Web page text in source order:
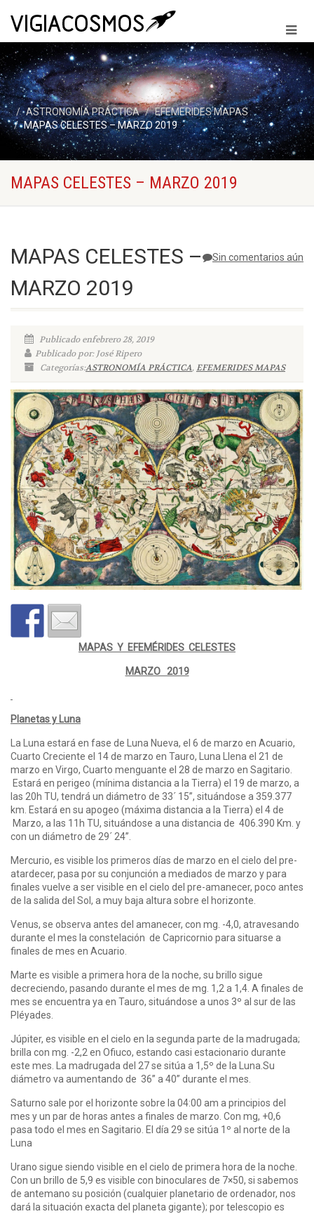
ASTRONOMÍA PRÁCTICA
EFEMERIDES MAPAS
MAPAS CELESTES – MARZO 2019
MAPAS CELESTES – MARZO 2019
Sin comentarios aún
MAPAS CELESTES –
MARZO 2019
Publicado enfebrero 28, 2019
Publicado por: José Ripero
Categorías:ASTRONOMÍA PRÁCTICA,EFEMERIDES MAPAS
MAPAS Y EFEMÉRIDES CELESTES
MARZO 2019
Planetas y Luna
La Luna estará en fase de Luna Nueva, el 6 de marzo en Acuario,
Cuarto Creciente el 14 de marzo en Tauro, Luna Llena el 21 de
marzo en Virgo, Cuarto menguante el 28 de marzo en Sagitario.
Estará en perigeo (mínima distancia a la Tierra) el 19 de marzo, a
las 20h TU, tendrá un diámetro de 33´ 15”, situándose a 359.377
km. Estará en su apogeo (máxima distancia a la Tierra) el 4 de
Marzo, a las 11h TU, situándose a una distancia de 406.390 Km. y
con un diámetro de 29´ 24”.
Mercurio, es visible los primeros días de marzo en el cielo del pre-
atardecer, pasa por su conjunción a mediados de marzo y para
finales vuelve a ser visible en el cielo del pre-amanecer, poco antes
de la salida del Sol, a muy baja altura sobre el horizonte.
Venus, se observa antes del amanecer, con mg. -4,0, atravesando
durante el mes la constelación de Capricornio para situarse a
finales de mes en Acuario.
Marte es visible a primera hora de la noche, su brillo sigue
decreciendo, pasando durante el mes de mg. 1,2 a 1,4. A finales de
mes se encuentra ya en Tauro, situándose a unos 3º al sur de las
Pléyades.
Júpiter, es visible en el cielo en la segunda parte de la madrugada;
brilla con mg. -2,2 en Ofiuco, estando casi estacionario durante
este mes. La madrugada del 27 se sitúa a 1,5º de la Luna.Su
diámetro va aumentando de 36” a 40” durante el mes.
Saturno sale por el horizonte sobre la 04:00 am a principios del
mes y un par de horas antes a finales de marzo. Con mg, +0,6
pasa todo el mes en Sagitario. El día 29 se sitúa 1º al norte de la
Luna
Urano sigue siendo visible en el cielo de primera hora de la noche.
Con un brillo de 5,9 es visible con binoculares de 7×50, si sabemos
de antemano su posición (cualquier planetario de ordenador, nos
dará la situación exacta del planeta gigante); por telescopio es